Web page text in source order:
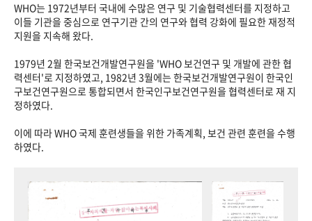
WHO는 1972년부터 국내에 수많은 연구 및 기술협력센터를 지정하고
이들 기관을 중심으로 연구기관 간의 연구와 협력 강화에 필요한 재정적
지원을 지속해 왔다.
1979년 2월 한국보건개발연구원을 'WHO 보건연구 및 개발에 관한 협
력센터'로 지정하였고, 1982년 3월에는 한국보건개발연구원이 한국인
구보건연구원으로 통합되면서 한국인구보건연구원을 협력센터로 재 지
정하였다.
이에 따라 WHO 국제 훈련생들을 위한 가족계획, 보건 관련 훈련을 수행
하였다.